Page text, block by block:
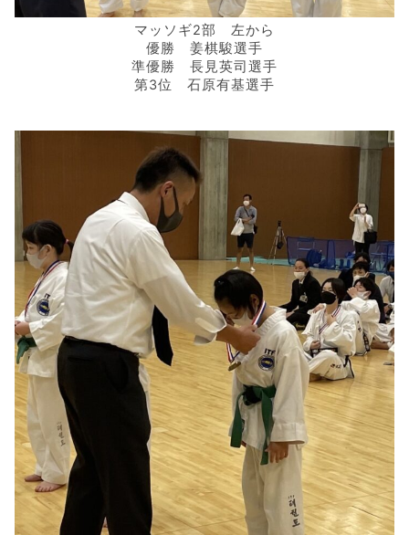
マッソギ2部 左から
優勝 姜棋駿選手
準優勝 長見英司選手
第3位 石原有基選手